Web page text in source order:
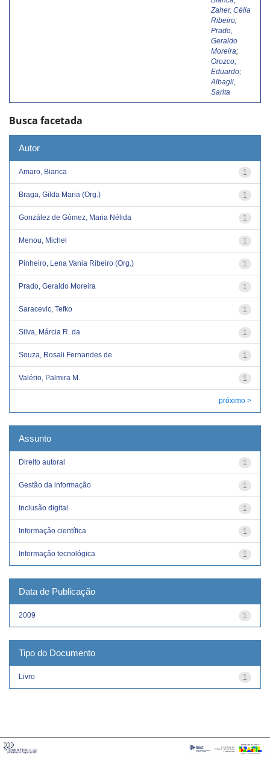
Zaher, Célia
Ribeiro;
Prado,
Geraldo
Moreira;
Orozco,
Eduardo;
Albagli,
Sarita
Busca facetada
Autor
1
Amaro, Bianca
1
Braga, Gilda Maria (Org.)
1
González de Gómez, Maria Nélida
1
Menou, Michel
1
Pinheiro, Lena Vania Ribeiro (Org.)
1
Prado, Geraldo Moreira
1
Saracevic, Tefko
1
Silva, Márcia R. da
1
Souza, Rosali Fernandes de
1
Valério, Palmira M.
próximo >
Assunto
1
Direito autoral
1
Gestão da informação
1
Inclusão digital
1
Informação científica
1
Informação tecnológica
Data de Publicação
1
2009
Tipo do Documento
1
Livro